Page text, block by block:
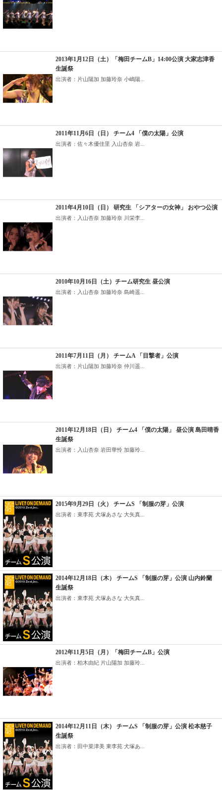
2013年1月12日（土）「梅田チームB」14:00公演 大家志津香
生誕祭
出演者：片山陽加 加藤玲奈 小嶋陽...
2011年11月6日（日） チーム4 「僕の太陽」公演
出演者：佐々木優佳里 入山杏奈 岩...
2011年4月10日（日） 研究生 「シアターの女神」 おやつ公演
出演者：入山杏奈 加藤玲奈 川栄李...
2010年10月16日（土）チーム研究生 昼公演
出演者：入山杏奈 加藤玲奈 島崎遥...
2011年7月11日（月） チームA 「目撃者」公演
出演者：片山陽加 加藤玲奈 仲川遥...
2011年12月18日（日） チーム4 「僕の太陽」 昼公演 島田晴香
生誕祭
出演者：入山杏奈 岩田華怜 加藤玲...
2015年9月29日（火） チームS 「制服の芽」公演
出演者：東李苑 犬塚あさな 大矢真...
2014年12月18日（木） チームS 「制服の芽」公演 山内鈴蘭
生誕祭
出演者：東李苑 犬塚あさな 大矢真...
2012年11月5日（月）「梅田チームB」公演
出演者：柏木由紀 片山陽加 加藤玲...
2014年12月11日（木） チームS 「制服の芽」公演 松本慈子
生誕祭
出演者：田中菜津美 東李苑 犬塚あ...